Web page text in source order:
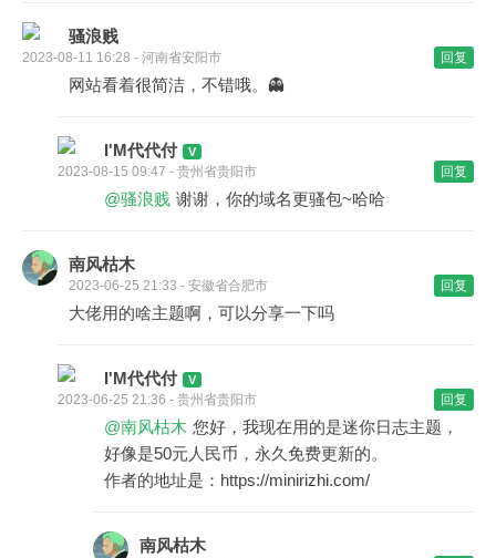
骚浪贱
2023-08-11 16:28 - 河南省安阳市 回复
网站看着很简洁，不错哦。👻
I'M代代付
2023-08-15 09:47 - 贵州省贵阳市 回复
@骚浪贱 谢谢，你的域名更骚包~哈哈
南风枯木
2023-06-25 21:33 - 安徽省合肥市 回复
大佬用的啥主题啊，可以分享一下吗
I'M代代付
2023-06-25 21:36 - 贵州省贵阳市 回复
@南风枯木 您好，我现在用的是迷你日志主题，
好像是50元人民币，永久免费更新的。
作者的地址是：https://minirizhi.com/
南风枯木